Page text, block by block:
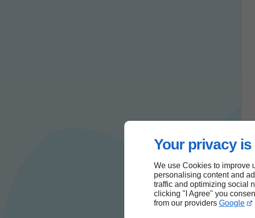
Your privacy
We use Cookies to improve
personalising content and
traffic and optimizing social
clicking "I Agree" you
from our providers Google